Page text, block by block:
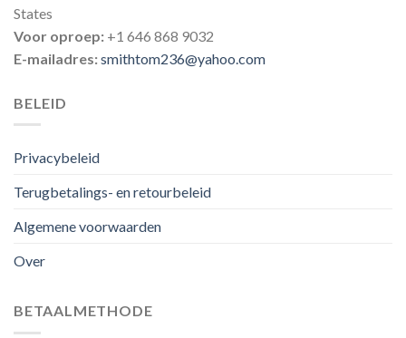
States
Voor oproep: +1 646 868 9032
E-mailadres:smithtom236@yahoo.com
BELEID
Privacybeleid
Terugbetalings- en retourbeleid
Algemene voorwaarden
Over
BETAALMETHODE